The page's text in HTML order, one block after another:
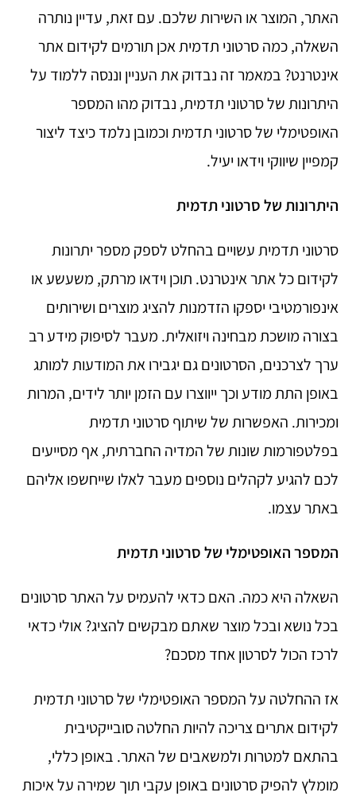
האתר, המוצר או השירות שלכם. עם זאת, עדיין נותרה
השאלה, כמה סרטוני תדמית אכן תורמים לקידום אתר
אינטרנט? במאמר זה נבדוק את העניין וננסה ללמוד על
היתרונות של סרטוני תדמית, נבדוק מהו המספר
האופטימלי של סרטוני תדמית וכמובן נלמד כיצד ליצור
קמפיין שיווקי וידאו יעיל.
היתרונות של סרטוני תדמית
סרטוני תדמית עשויים בהחלט לספק מספר יתרונות
לקידום כל אתר אינטרנט. תוכן וידאו מרתק, משעשע או
אינפורמטיבי יספקו הזדמנות להציג מוצרים ושירותים
בצורה מושכת מבחינה ויזואלית. מעבר לסיפוק מידע רב
ערך לצרכנים, הסרטונים גם יגבירו את המודעות למותג
באופן התת מודע וכך ייווצרו עם הזמן יותר לידים, המרות
ומכירות. האפשרות של שיתוף סרטוני תדמית
בפלטפורמות שונות של המדיה החברתית, אף מסייעים
לכם להגיע לקהלים נוספים מעבר לאלו שייחשפו אליהם
באתר עצמו.
המספר האופטימלי של סרטוני תדמית
השאלה היא כמה. האם כדאי להעמיס על האתר סרטונים
בכל נושא ובכל מוצר שאתם מבקשים להציג? אולי כדאי
לרכז הכול לסרטון אחד מסכם?
אז ההחלטה על המספר האופטימלי של סרטוני תדמית
לקידום אתרים צריכה להיות החלטה סובייקטיבית
בהתאם למטרות ולמשאבים של האתר. באופן כללי,
מומלץ להפיק סרטונים באופן עקבי תוך שמירה על איכות